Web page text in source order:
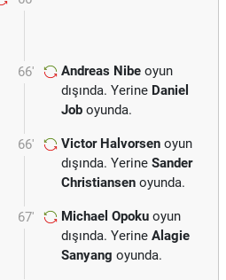
66' Andreas Nibe oyun
dışında. Yerine Daniel
Job oyunda.
66' Victor Halvorsen oyun
dışında. Yerine Sander
Christiansen oyunda.
67' Michael Opoku oyun
dışında. Yerine Alagie
Sanyang oyunda.